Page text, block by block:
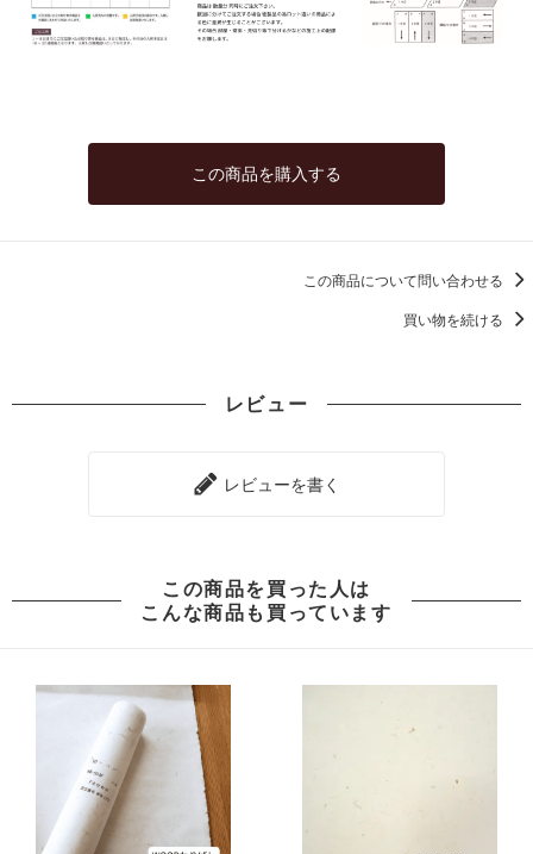
この商品を購入する
この商品について問い合わせる
買い物を続ける
レビュー
レビューを書く
この商品を買った人は
こんな商品も買っています